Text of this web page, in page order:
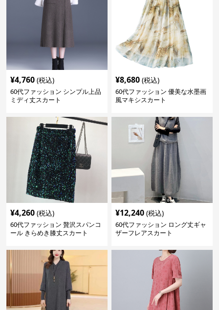
¥4,760 (税込)
60代ファッション シンプル上品
ミディ丈スカート
¥8,680 (税込)
60代ファッション 優美な水墨画
風マキシスカート
¥4,260 (税込)
60代ファッション 贅沢スパンコ
ール きらめき膝丈スカート
¥12,240 (税込)
60代ファッション ロング丈ギャ
ザーフレアスカート